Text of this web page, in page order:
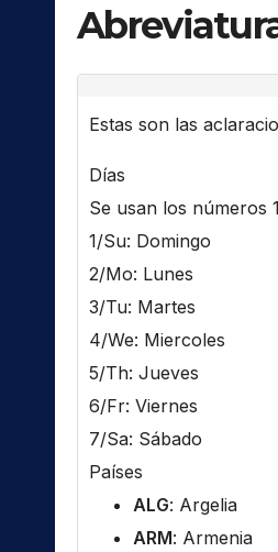
Estas son las
Días
Se usan los números
1/Su: Domingo
2/Mo: Lunes
3/Tu: Martes
4/We: Miercoles
5/Th: Jueves
6/Fr: Viernes
7/Sa: Sábado
Países
ALG: Argelia
ARM: Armenia